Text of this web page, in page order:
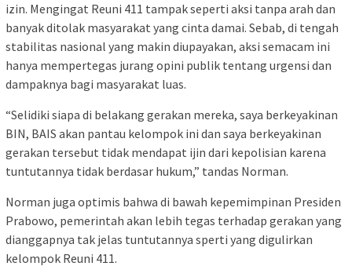
izin. Mengingat Reuni 411 tampak seperti aksi tanpa arah dan
banyak ditolak masyarakat yang cinta damai. Sebab, di tengah
stabilitas nasional yang makin diupayakan, aksi semacam ini
hanya mempertegas jurang opini publik tentang urgensi dan
dampaknya bagi masyarakat luas.
“Selidiki siapa di belakang gerakan mereka, saya berkeyakinan
BIN, BAIS akan pantau kelompok ini dan saya berkeyakinan
gerakan tersebut tidak mendapat ijin dari kepolisian karena
tuntutannya tidak berdasar hukum,” tandas Norman.
Norman juga optimis bahwa di bawah kepemimpinan Presiden
Prabowo, pemerintah akan lebih tegas terhadap gerakan yang
dianggapnya tak jelas tuntutannya sperti yang digulirkan
kelompok Reuni 411.